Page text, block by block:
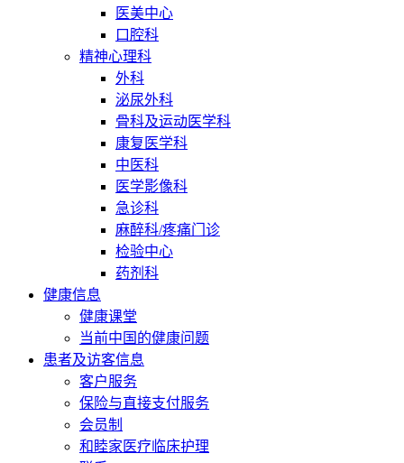
医美中心
口腔科
精神心理科
外科
泌尿外科
骨科及运动医学科
康复医学科
中医科
医学影像科
急诊科
麻醉科/疼痛门诊
检验中心
药剂科
健康信息
健康课堂
当前中国的健康问题
患者及访客信息
客户服务
保险与直接支付服务
会员制
和睦家医疗临床护理